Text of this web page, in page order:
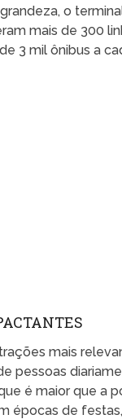
o
mais de 300
3 mil ônibus a
mais
pessoas
é maior que a
épocas de